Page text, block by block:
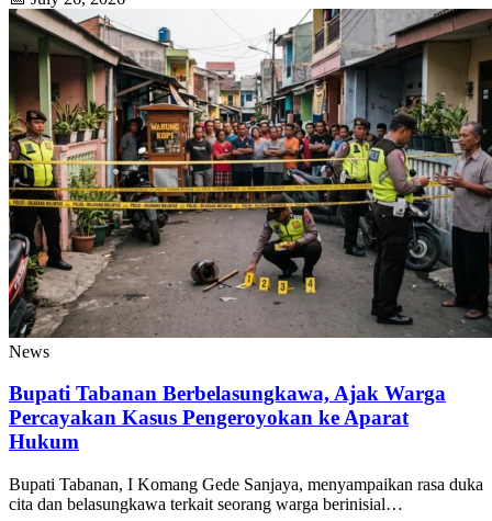
News
Bupati Tabanan Berbelasungkawa, Ajak Warga
Percayakan Kasus Pengeroyokan ke Aparat
Hukum
Bupati Tabanan, I Komang Gede Sanjaya, menyampaikan rasa duka
cita dan belasungkawa terkait seorang warga berinisial…